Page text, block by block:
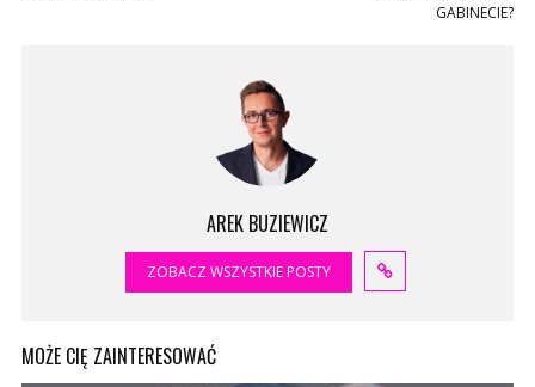
GABINECIE?
AREK BUZIEWICZ
ZOBACZ WSZYSTKIE POSTY
MOŻE CIĘ ZAINTERESOWAĆ